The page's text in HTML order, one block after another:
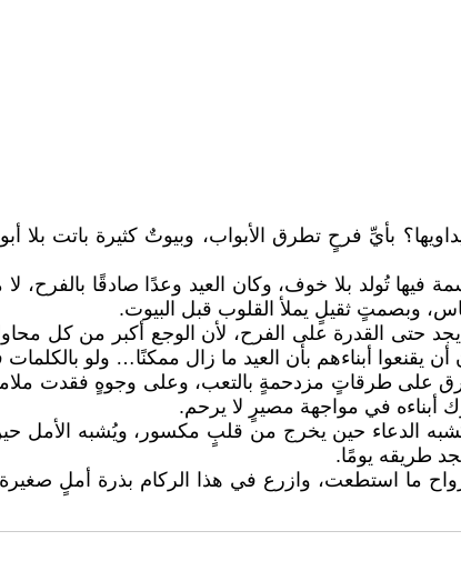
بأيِّ فرحٍ تطرق الأبواب، وبيوتٌ كثيرة باتت بلا
فيها تُولد بلا خوف، وكان العيد وعدًا صادقًا بالفرح،
وبصمتٍ ثقيلٍ يملأ القلوب قبل البيوت.
حتى القدرة على الفرح، لأن الوجع أكبر من كل
يقنعوا أبناءهم بأن العيد ما زال ممكنًا… ولو
على طرقاتٍ مزدحمةٍ بالتعب، وعلى وجوهٍ فقدت
أبناءه في مواجهة مصيرٍ لا يرحم.
الدعاء حين يخرج من قلبٍ مكسور، ويُشبه الأمل
طريقه يومًا.
استطعت، وازرع في هذا الركام بذرة أملٍ صغيرة،